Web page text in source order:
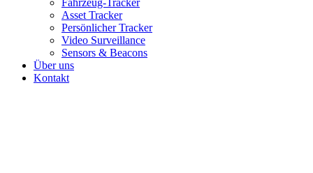
Fahrzeug-Tracker
Asset Tracker
Persönlicher Tracker
Video Surveillance
Sensors & Beacons
Über uns
Kontakt